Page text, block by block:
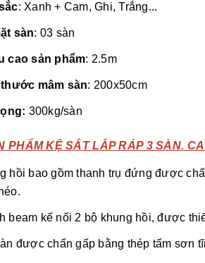
: Xanh + Cam, Ghi, Trắng...
sàn: 03 sàn
cao sản phẩm: 2.5m
mâm sàn: 200x50cm
300kg/sàn
PHẨMKỆ SẮT LẮP RÁP3 SÀN.
hồi bao gồm thanh trụ đứng được
beam kế nối 2 bộ khung hồi, được
được chấn gấp bằng thép tấm sơn